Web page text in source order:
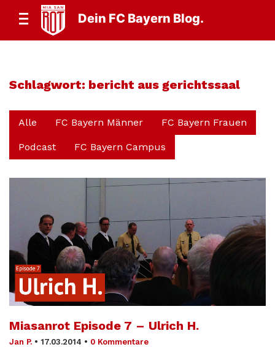
Dein FC Bayern Blog.
Schlagwort: bericht aus gerichtssaal
Alle FC Bayern Männer FC Bayern Frauen
Podcast FC Bayern Campus
Miasanrot Episode 7 – Ulrich H.
Jan P. • 17.03.2014 • 0 Kommentare